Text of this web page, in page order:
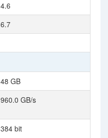
4.6
6.7
48 GB
960.0 GB/s
384 bit